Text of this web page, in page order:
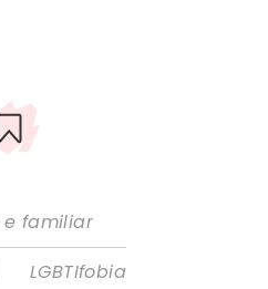
familiar
LGBTIfobia